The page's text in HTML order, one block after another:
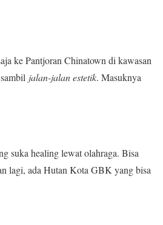
ke Pantjoran Chinatown di kawasan
jalan-jalan estetik. Masuknya
suka healing lewat olahraga. Bisa
lagi, ada Hutan Kota GBK yang bisa